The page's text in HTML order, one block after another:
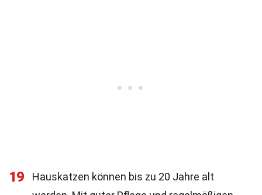
19
Hauskatzen können bis zu 20 Jahre alt